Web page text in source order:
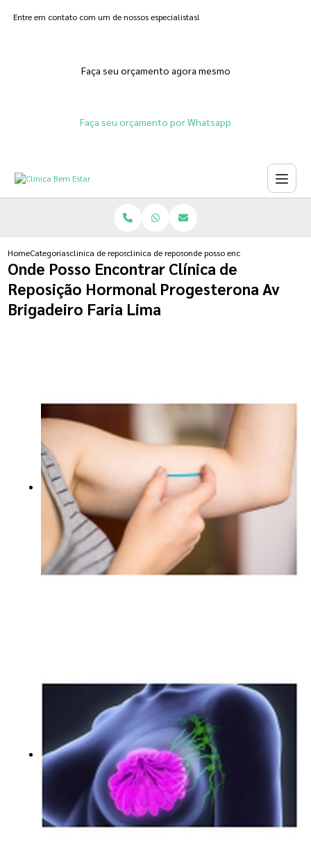
Entre em contato com um de nossos especialistas!
Faça seu orçamento agora mesmo
Faça seu orçamento por Whatsapp
HomeCategoriasclinica de reposicao hormonalclinica de reposicao hormonal menopausa
onde posso encontrar clinica de
Onde Posso Encontrar Clínica de
Reposição Hormonal Progesterona Av
Brigadeiro Faria Lima